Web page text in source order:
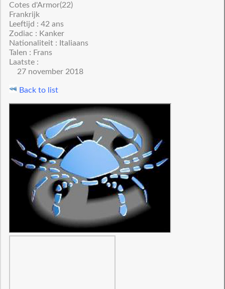
Cotes d'Armor(22)
Frankrijk
Leeftijd : 42 ans
Zodiac : Kanker
Nationaliteit : Italiaans
Talen : Frans
Laatste :
27 november 2018
Back to list